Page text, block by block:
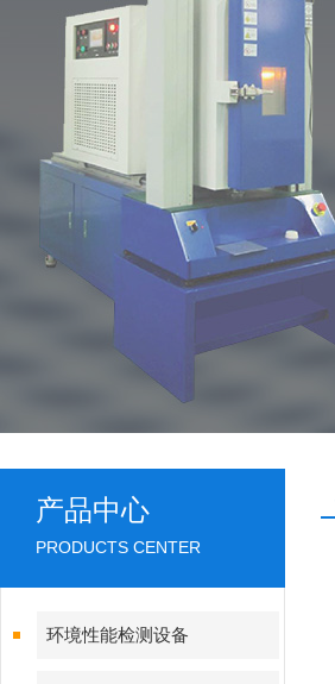
产品中心
PRODUCTS CENTER
环境性能检测设备